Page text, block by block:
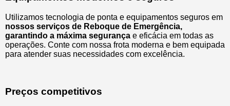
Utilizamos tecnologia de ponta e equipamentos seguros em
nossos serviços de Reboque de Emergência,
garantindo a máxima segurança e eficácia em todas as
operações. Conte com nossa frota moderna e bem equipada
para atender suas necessidades com excelência.
Preços competitivos